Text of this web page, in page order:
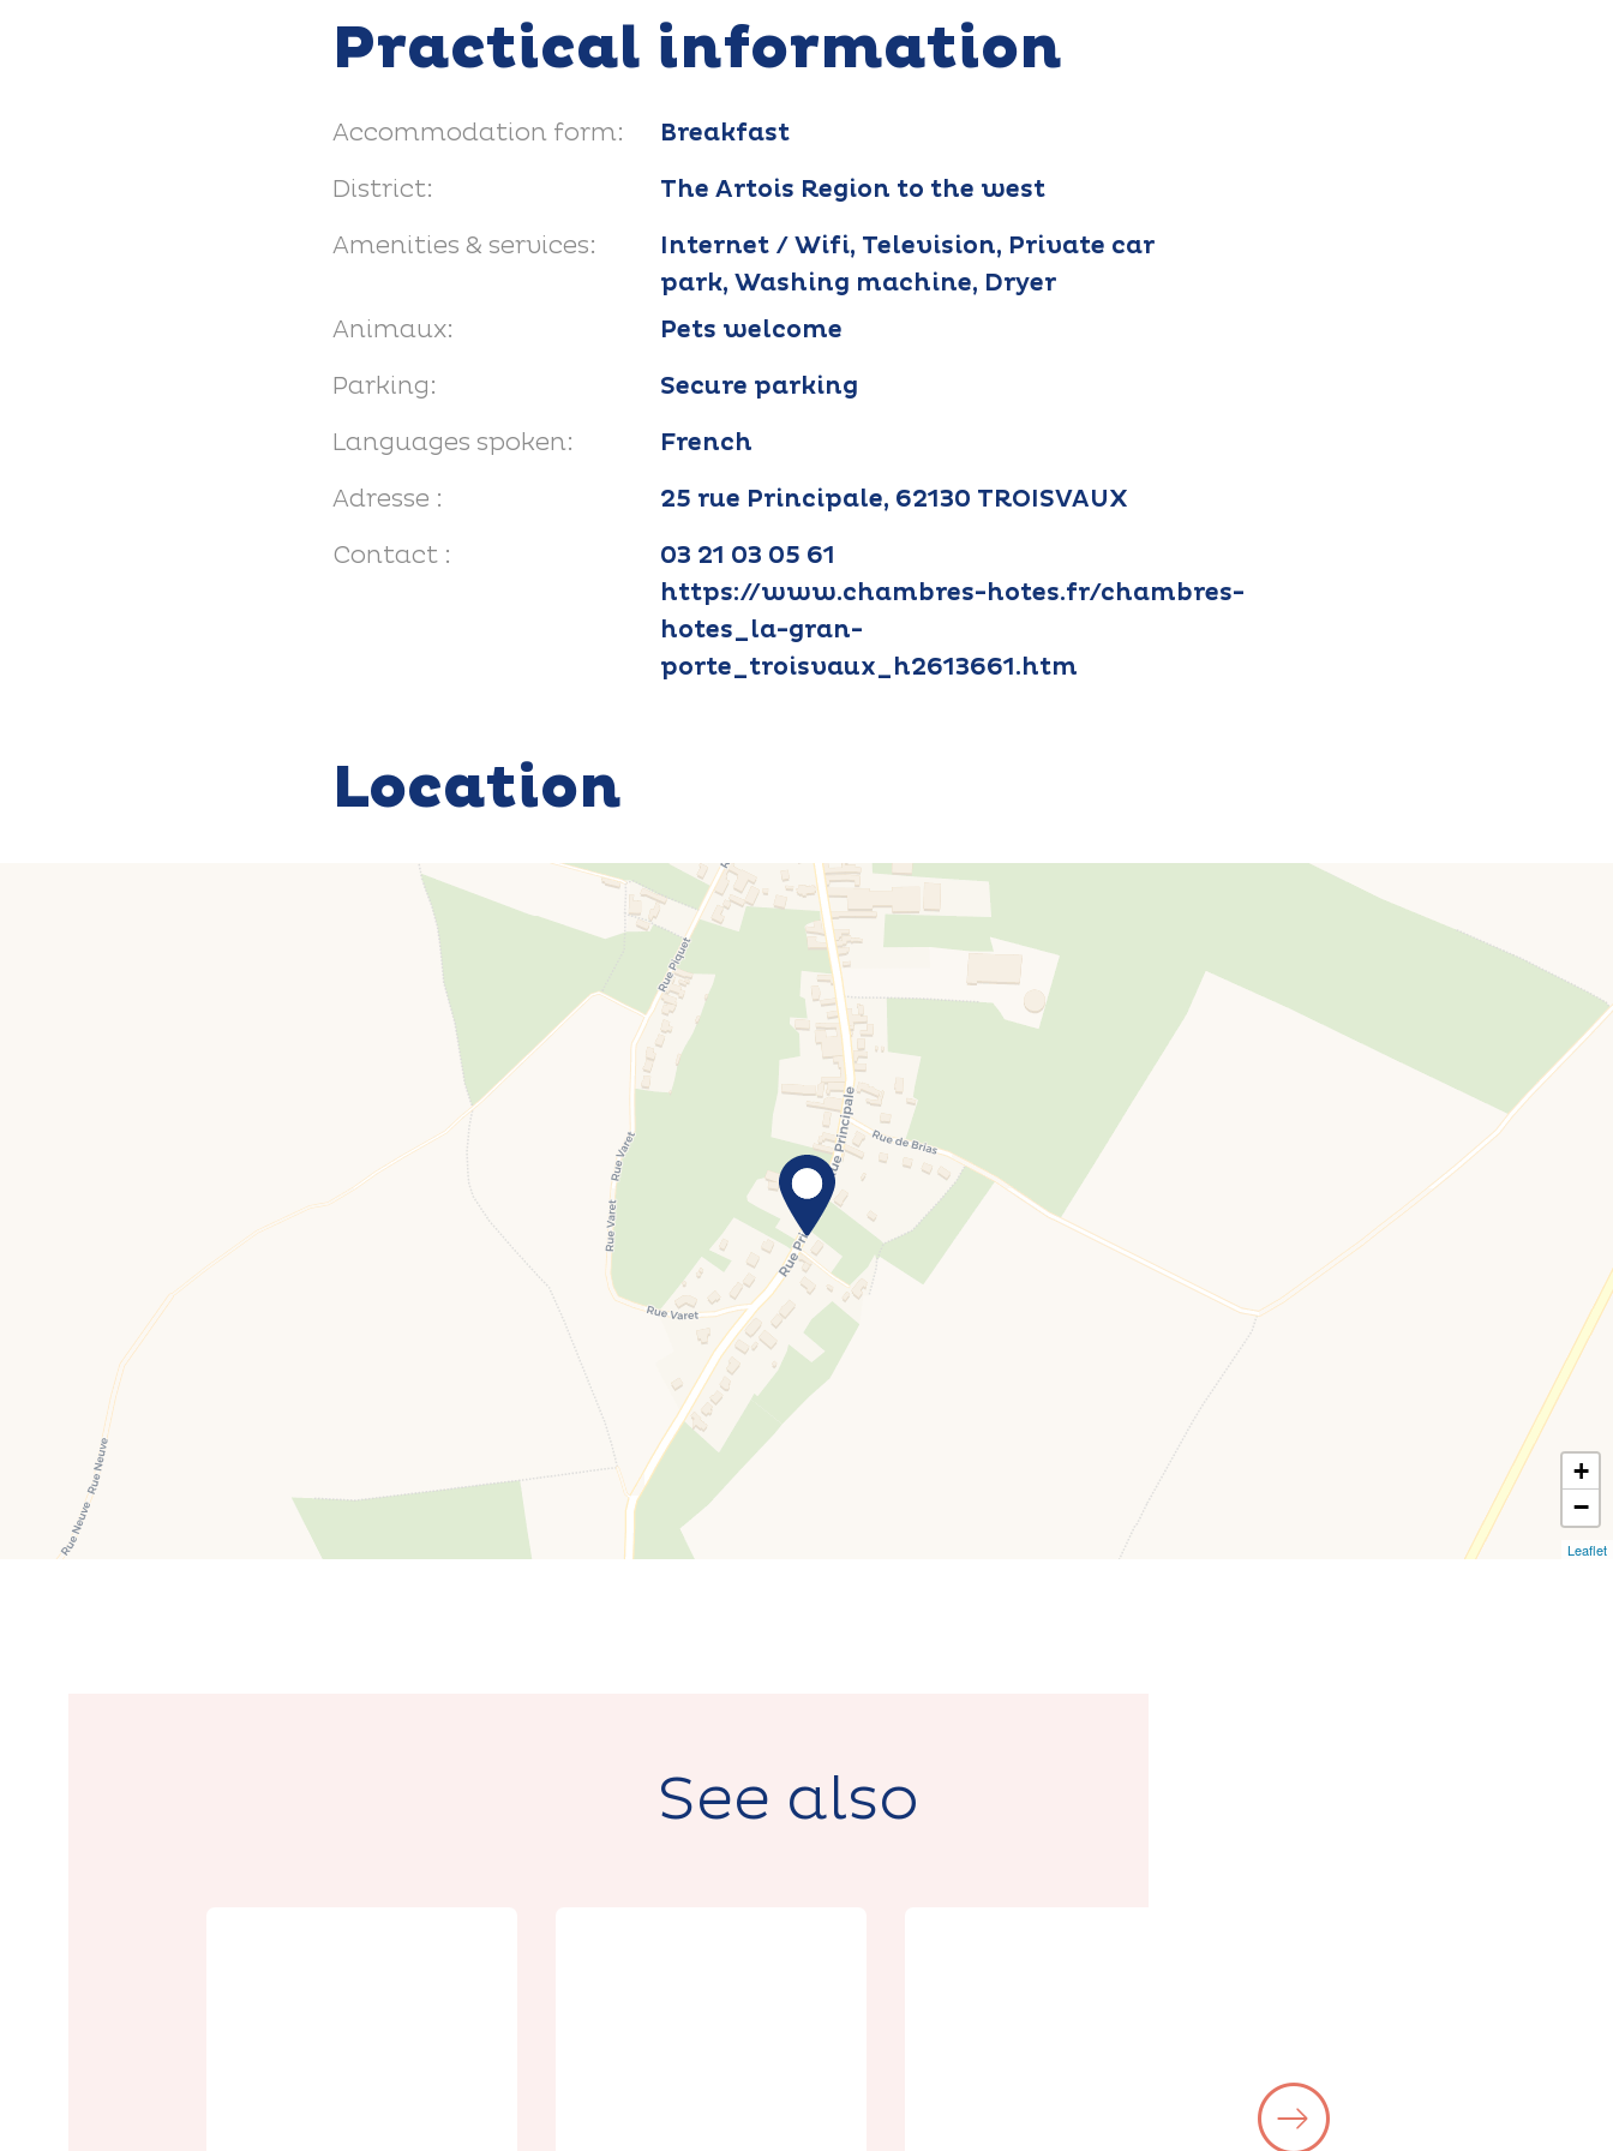
Practical information
Accommodation form:
Breakfast
District:
The Artois Region to the west
Amenities & services:
Internet / Wifi, Television, Private car
park, Washing machine, Dryer
Animaux:
Pets welcome
Parking:
Secure parking
Languages spoken:
French
Adresse :
25 rue Principale, 62130 TROISVAUX
Contact :
03 21 03 05 61
https://www.chambres-hotes.fr/chambres-
hotes_la-gran-
porte_troisvaux_h2613661.htm
Location
+
−
Leaflet
See also